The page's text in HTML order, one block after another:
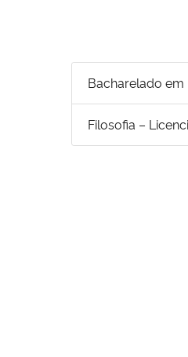
Bacharelado
Filosofia –